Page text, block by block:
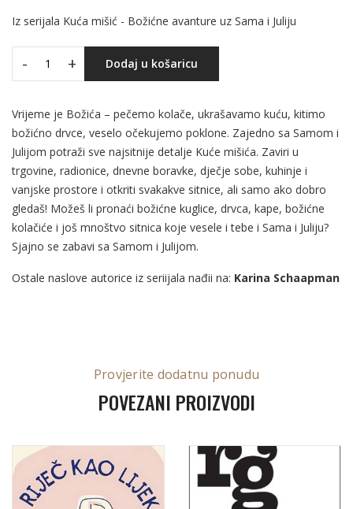
Iz serijala Kuća mišić - Božićne avanture uz Sama i Juliju
- + Dodaj u košaricu
Vrijeme je Božića – pečemo kolače, ukrašavamo kuću, kitimo
božićno drvce, veselo očekujemo poklone. Zajedno sa Samom i
Julijom potraži sve najsitnije detalje Kuće mišića. Zaviri u
trgovine, radionice, dnevne boravke, dječje sobe, kuhinje i
vanjske prostore i otkriti svakakve sitnice, ali samo ako dobro
gledaš! Možeš li pronaći božićne kuglice, drvca, kape, božićne
kolačiće i još mnoštvo sitnica koje vesele i tebe i Sama i Juliju?
Sjajno se zabavi sa Samom i Julijom.
Ostale naslove autorice iz seriijala nađii na: Karina Schaapman
Provjerite dodatnu ponudu
POVEZANI PROIZVODI